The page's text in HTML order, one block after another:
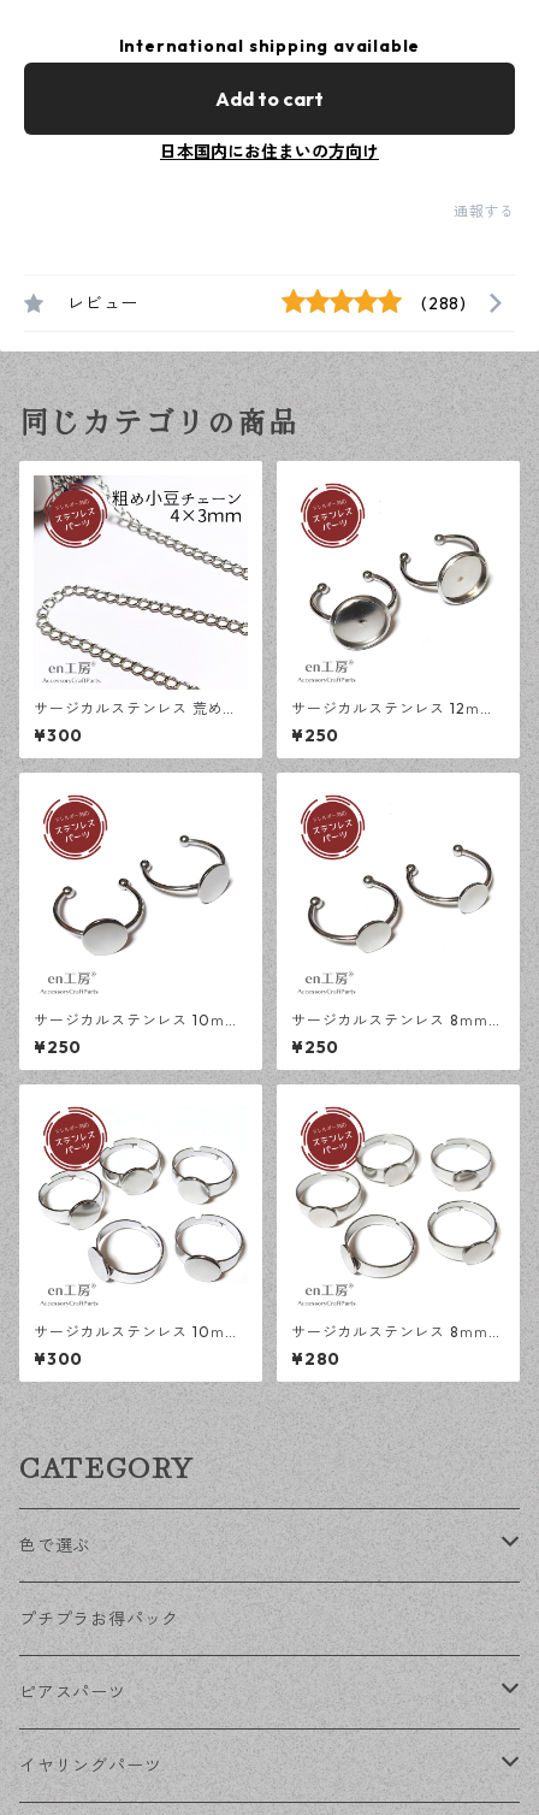
International shipping available
Add to cart
日本国内にお住まいの方向け
通報する
レビュー (288)
同じカテゴリの商品
サージカルステンレス 荒め小
豆チェーン 4×3ｍｍ シルバー
50cm アジャスターチェーン
アレルギー対応 ハンドメイド
¥300
サージカルステンレス 12ｍｍ
ミール皿 オープンリング台 シ
ルバー 2個 アレルギー対応 ア
クセサリーパーツ ハンドメイ
¥250
サージカルステンレス 10ｍｍ
平皿 オープンリング台 シルバ
ー 2個 アレルギー対応 アクセ
サリーパーツ ハンドメイド資
¥250
サージカルステンレス 8ｍｍ
平皿 オープンリング台 シルバ
ー 2個 アレルギー対応 アクセ
サリーパーツ ハンドメイド資
¥250
サージカルステンレス 10ｍｍ
平皿 フリーサイズ リング台 シ
ルバー 5個 アレルギー対応 ア
クセサリーパーツ ハンドメイ
ド資材 【en工房】
¥300
サージカルステンレス 8ｍｍ
平皿 フリーサイズ リング台 シ
ルバー 5個 アレルギー対応 ア
クセサリーパーツ ハンドメイ
ド資材 【en工房】
¥280
CATEGORY
色で選ぶ
KCゴールド
ゴールド
シルバー
プチプラお得パック
ピアスパーツ
ポストピアス
イヤリングパーツ